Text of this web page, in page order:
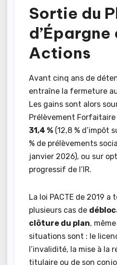
Sortie du
d’Épargne
Actions
Avant cinq ans de
entraîne la fermeture
Les gains sont alors
Prélèvement Forfaitaire
31,4 % (12,8 % d’impôt
% de prélèvements
janvier 2026), ou sur
progressif de l’IR.
La loi PACTE de 2019
plusieurs cas de
clôture du plan,
situations sont : le
l’invalidité, la mise à la
titulaire ou de son